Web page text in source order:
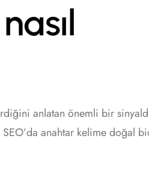
anlatan önemli bir
anahtar kelime doğal